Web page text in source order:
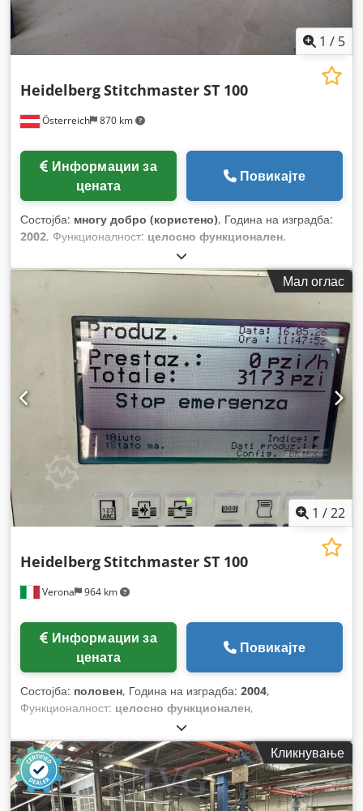
1 / 5
Österreich 870 km
HeidelbergStitchmaster ST 100
цената
Повикајте
Состојба: многу добро (користено), Година на изградба:
2002, Функционалност: целосно функционален,
Мал оглас
1 /22
Verona 964 km
HeidelbergStitchmaster ST 100
цената
Повикајте
Состојба: половен, Година на изградба: 2004,
Функционалност: целосно функционален,
Кликнување